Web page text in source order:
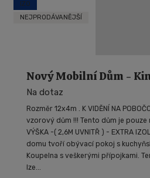
Nový Mobilní Dům -
Na dotaz
Rozměr 12x4m . K VIDĚNÍ NA
vzorový dům !!! Tento dům je pouze
VÝŠKA -( 2,6M UVNITŘ ) - EXTRA
domu tvoří obývací pokoj s
Koupelna s veškerými přípojkami.
lze...
IZO
NEJPRODÁVANĚJŠÍ